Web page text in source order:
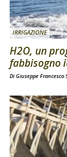
IRRIGAZIONE
H2O, un
fabbisogno
Di Giuseppe Francesco